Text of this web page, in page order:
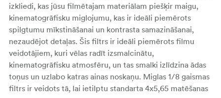
izkliedi, kas jūsu filmētajam materiālam piešķir maigu,
kinematogrāfisku miglojumu, kas ir ideāli piemērots
spilgtumu mīkstināšanai un kontrasta samazināšanai,
nezaudējot detaļas. Šis filtrs ir ideāli piemērots filmu
veidotājiem, kuri vēlas radīt izsmalcinātu,
kinematogrāfisku atmosfēru, un tas smalki izlīdzina ādas
toņus un uzlabo katras ainas noskaņu. Miglas 1/8 gaismas
filtrs ir veidots tā, lai ietilptu standarta 4x5,65 matēšanas